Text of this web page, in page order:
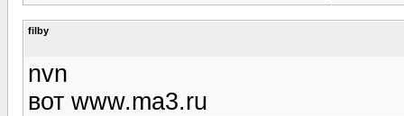
filby
nvn
вот www.ma3.ru